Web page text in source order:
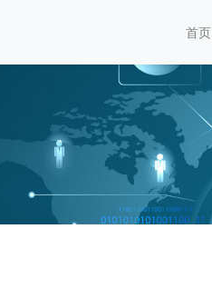
首页